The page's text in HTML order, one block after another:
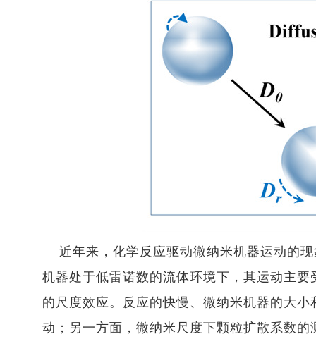
近年来，化学反应驱动微纳米机器运动的
机器处于低雷诺数的流体环境下，其运动主
的尺度效应。反应的快慢、微纳米机器的大
动；另一方面，微纳米尺度下颗粒扩散系数